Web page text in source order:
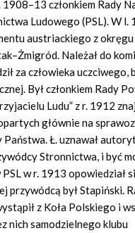
1908–13 członkiem Rady
Ludowego (PSL). W l.
austriackiego z
Należał do
za człowieka uczciwego,
Był członkiem Rady
Ludu” z r. 1912
głównie na
Państwa. Ł. uznawał
Stronnictwa, i być
PSL w r. 1913 opowiedział
przywódcą był Stapiński.
z Koła Polskiego i
nich samodzielnego klubu